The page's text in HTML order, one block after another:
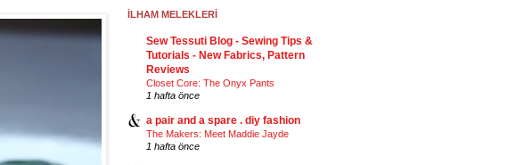
İLHAM MELEKLERİ
Sew Tessuti Blog - Sewing Tips &
Tutorials - New Fabrics, Pattern
Reviews
Closet Core: The Onyx Pants
1 hafta önce
a pair and a spare . diy fashion
The Makers: Meet Maddie Jayde
1 hafta önce